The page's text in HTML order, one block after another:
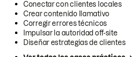
Conectar con clientes locales
Crear contenido llamativo
Corregir errores técnicos
Impulsar la autoridad off-site
Diseñar estrategias de clientes